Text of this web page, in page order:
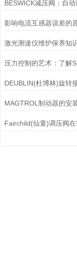
影响电流互感器误差的
激光测速仪维护保养知